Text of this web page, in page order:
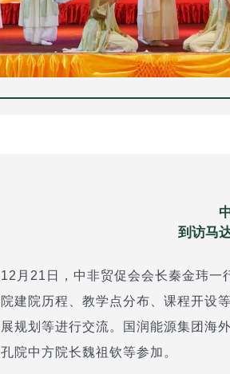
到访马
12月21日，中非贸促会会长秦金玮一
院建院历程、教学点分布、课程开设
展规划等进行交流。国润能源集团海
孔院中方院长魏祖钦等参加。